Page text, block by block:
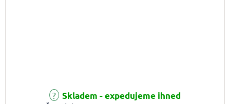
Průměrné hodnocení produktu je 5,0 z 5 hvězdiček.
Skladem - expedujeme ihned